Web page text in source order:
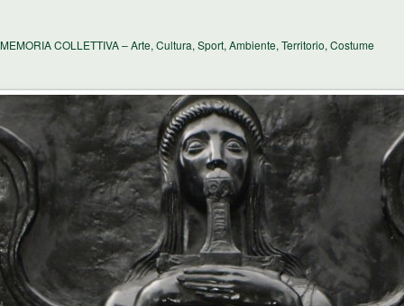
COLLETTIVA – Arte, Cultura, Sport, Ambiente, Territorio, Costume